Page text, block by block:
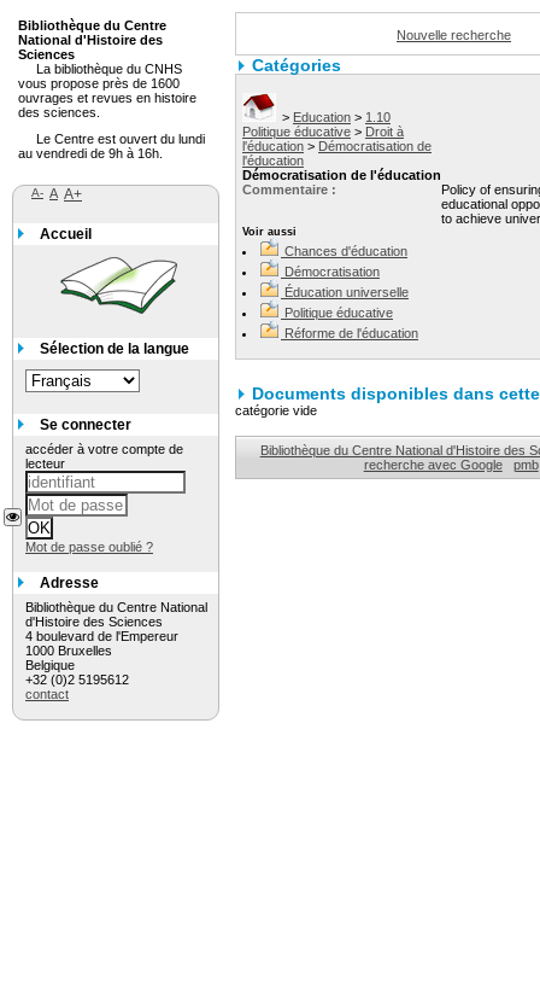
Nouvelle recherche
Catégories
> Education > 1.10
Politique éducative > Droit à
l'éducation > Démocratisation de
l'éducation
Démocratisation de l'éducation
Commentaire :
Policy of
educational
to achieve
Voir aussi
Chances d'éducation
Démocratisation
Éducation universelle
Politique éducative
Réforme de l'éducation
Documents disponibles dans
catégorie vide
Bibliothèque du Centre National d'Histoire des
recherche avec Google
pmb
Bibliothèque du Centre
National d'Histoire des
Sciences
La bibliothèque du CNHS
vous propose près de 1600
ouvrages et revues en histoire
des sciences.
Le Centre est ouvert du lundi
au vendredi de 9h à 16h.
A- A A+
Accueil
Sélection de la langue
Se connecter
accéder à votre compte de
lecteur
Mot de passe oublié ?
Adresse
Bibliothèque du Centre National
d'Histoire des Sciences
4 boulevard de l'Empereur
1000 Bruxelles
Belgique
+32 (0)2 5195612
contact